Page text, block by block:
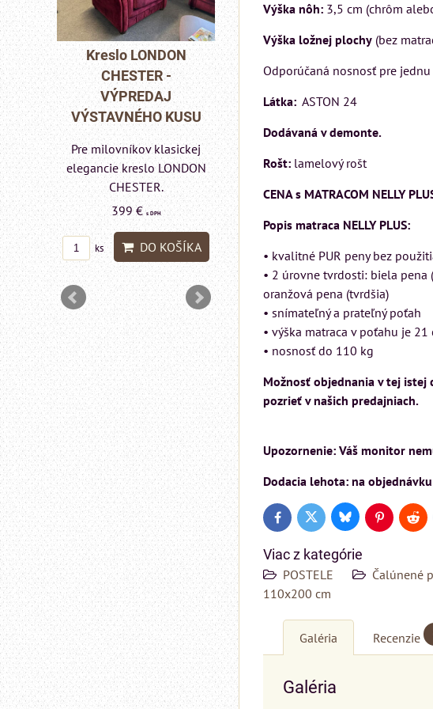
Výška nôh: 3,5 cm (chrôm
Výška ložnej plochy (bez
Odporúčaná nosnosť pre
Látka: ASTON 24
Dodávaná v demonte.
Rošt: lamelový rošt
CENA s MATRACOM NELLY
Popis matraca NELLY PLUS:
• kvalitné PUR peny bez
• 2 úrovne tvrdosti: biela pena
oranžová pena (tvrdšia)
• snímateľný a prateľný poťah
• výška matraca v poťahu je 21
• nosnosť do 110 kg
Možnosť objednania v tej istej
pozrieť v našich predajniach.
Upozornenie: Váš monitor
Dodacia lehota: na
FacebookTwitter BlueskyPinterest
Viac z kategórie
POSTELE Čalúnené
110x200 cm
Galéria Recenzie
Galéria
a
Kreslo LONDON
CHESTER -
VÝPREDAJ
VÝSTAVNÉHO KUSU
Pre milovníkov klasickej
elegancie kreslo LONDON
CHESTER.
399 €s DPH
ks DO KOŠÍKA
matrac 175x200 cm
Matrac MIZAR od
talianskeho systému
ponúka...
699 €s DPH
ks DO KOŠÍKA